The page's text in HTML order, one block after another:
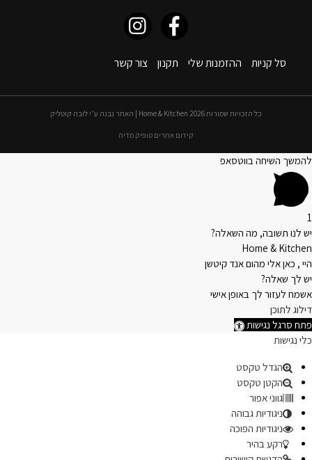
סל קניות ההזמנות שלי תקנון צור קשר
כל הזכויות שמורות 2026 Home & Kitchen | האתר נבנה ע״י לובה קוטליק
קידום אתרים טופיק מדיה
להמשך השיחה בווטסאפ
1
יש לנו תשובה, מה השאלה?
Home & Kitchen
היי , כאן אלי מהום אנד קיטשן
יש לך שאלה?
אשמח לעזור לך באופן אישי
דילוג לתוכן
פתח סרגל נגישות
כלי נגישות
הגדל טקסט
הקטן טקסט
גווני אפור
ניגודיות גבוהה
ניגודיות הפוכה
רקע בהיר